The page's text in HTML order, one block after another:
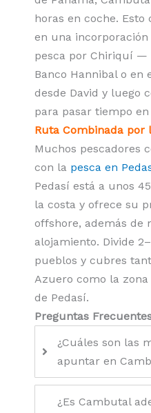
horas en coche.
en una
pesca por Chiriquí —
Banco Hannibal o en
desde David y luego
para pasar tiempo
Ruta Combinada por
Muchos pescadores
con la pesca en
Pedasí está a unos
la costa y ofrece su
offshore, además de
alojamiento. Divide
pueblos y cubres
Azuero como la
de Pedasí.
Preguntas
¿Cuáles son las
apuntar en
¿Es Cambutal